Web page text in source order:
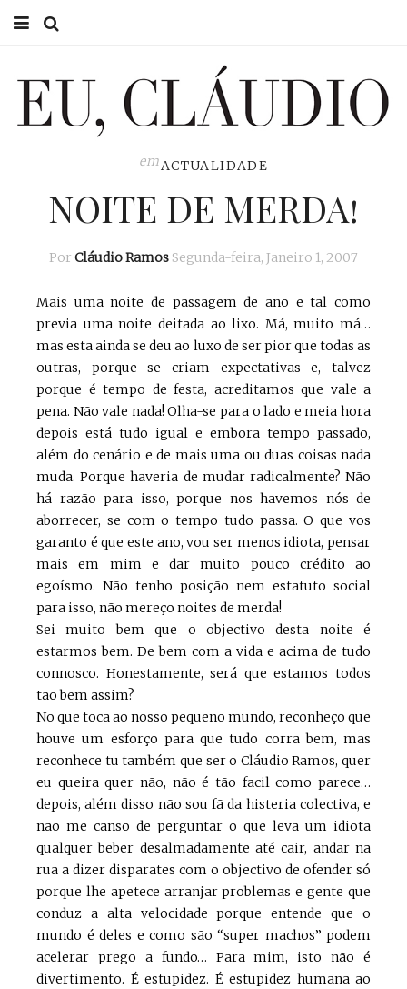
EU CLÁUDIO
EU NA TV
emACTUALIDADE
NOITE DE MERDA!
Por Cláudio Ramos Segunda-feira, Janeiro 1, 2007
Mais uma noite de passagem de ano e tal como
previa uma noite deitada ao lixo. Má, muito má…
mas esta ainda se deu ao luxo de ser pior que todas as
outras, porque se criam expectativas e, talvez
porque é tempo de festa, acreditamos que vale a
pena. Não vale nada! Olha-se para o lado e meia hora
depois está tudo igual e embora tempo passado,
além do cenário e de mais uma ou duas coisas nada
muda. Porque haveria de mudar radicalmente? Não
há razão para isso, porque nos havemos nós de
aborrecer, se com o tempo tudo passa. O que vos
garanto é que este ano, vou ser menos idiota, pensar
mais em mim e dar muito pouco crédito ao
egoísmo. Não tenho posição nem estatuto social
para isso, não mereço noites de merda!
Sei muito bem que o objectivo desta noite é
estarmos bem. De bem com a vida e acima de tudo
connosco. Honestamente, será que estamos todos
tão bem assim?
No que toca ao nosso pequeno mundo, reconheço que
houve um esforço para que tudo corra bem, mas
reconhece tu também que ser o Cláudio Ramos, quer
eu queira quer não, não é tão facil como parece…
depois, além disso não sou fã da histeria colectiva, e
não me canso de perguntar o que leva um idiota
qualquer beber desalmadamente até cair, andar na
rua a dizer disparates com o objectivo de ofender só
porque lhe apetece arranjar problemas e gente que
conduz a alta velocidade porque entende que o
mundo é deles e como são “super machos” podem
acelerar prego a fundo… Para mim, isto não é
divertimento. É estupidez. É estupidez humana ao